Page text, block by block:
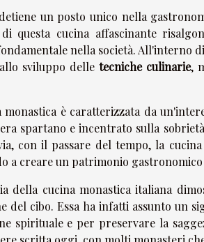
un posto unico nella
questa cucina affascinante
nella società. All'interno
sviluppo delle tecniche culinarie,
è caratterizzata da
spartano e incentrato sulla
con il passare del tempo, la
a creare un patrimonio
della cucina monastica italiana
del cibo. Essa ha infatti assunto un
spirituale e per preservare la